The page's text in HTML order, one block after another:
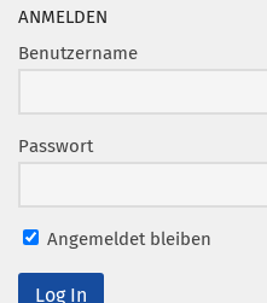
ANMELDEN
Benutzername
Passwort
Angemeldet bleiben